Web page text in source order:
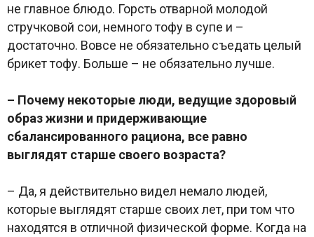
не главное блюдо. Горсть отварной молодой
стручковой сои, немного тофу в супе и –
достаточно. Вовсе не обязательно съедать целый
брикет тофу. Больше – не обязательно лучше.
– Почему некоторые люди, ведущие здоровый
образ жизни и придерживающие
сбалансированного рациона, все равно
выглядят старше своего возраста?
– Да, я действительно видел немало людей,
которые выглядят старше своих лет, при том что
находятся в отличной физической форме. Когда на